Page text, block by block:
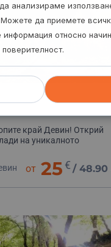
край Девин! Открий
на уникалното
от 25 € /48.90
анализираме
да приемете
относно